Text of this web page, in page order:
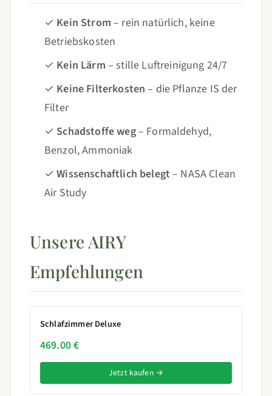
✓ Kein Strom – rein natürlich, keine
Betriebskosten
✓ Kein Lärm – stille Luftreinigung 24/7
✓ Keine Filterkosten – die Pflanze IS der
Filter
✓ Schadstoffe weg– Formaldehyd,
Benzol, Ammoniak
✓Wissenschaftlich belegt – NASA Clean
Air Study
Unsere AIRY
Empfehlungen
Schlafzimmer Deluxe
469.00 €
Jetzt kaufen →